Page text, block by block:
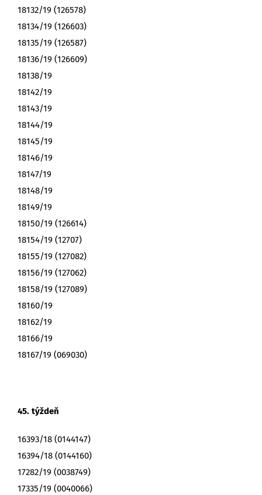
18132/19 (126578)
18134/19 (126603)
18135/19 (126587)
18136/19 (126609)
18138/19
18142/19
18143/19
18144/19
18145/19
18146/19
18147/19
18148/19
18149/19
18150/19 (126614)
18154/19 (12707)
18155/19 (127082)
18156/19 (127062)
18158/19 (127089)
18160/19
18162/19
18166/19
18167/19 (069030)
45. týždeň
16393/18 (0144147)
16394/18 (0144160)
17282/19 (0038749)
17335/19 (0040066)